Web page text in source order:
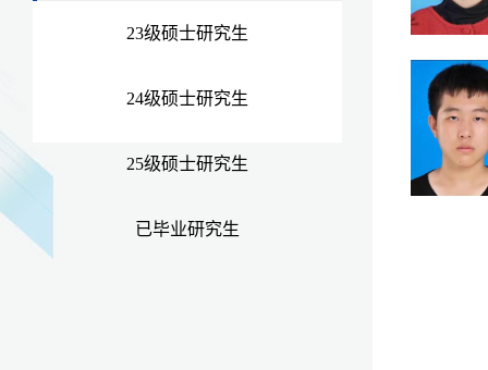
23级硕士研究生
24级硕士研究生
25级硕士研究生
已毕业研究生